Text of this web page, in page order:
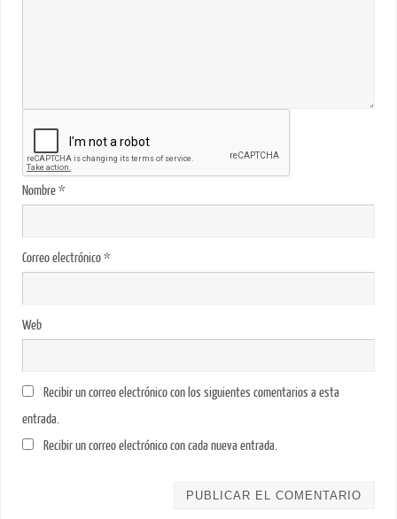
Nombre*
Correo electrónico*
Web
Recibir un correo electrónico con los siguientes comentarios a esta
entrada.
Recibir un correo electrónico con cada nueva entrada.